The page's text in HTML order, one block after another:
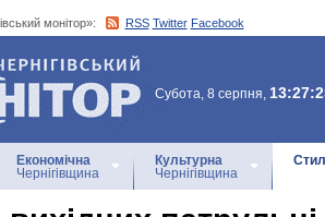
монітор»: RSS Twitter Facebook
монітор»
Субота, 8 серпня,
Економічна
Чернігівщина
Культурна
Чернігівщина